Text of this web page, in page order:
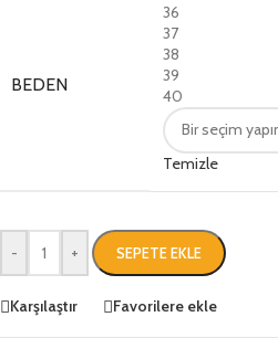
BEDEN
36
37
38
39
40
Temizle
- + SEPETE EKLE
Karşılaştır Favorilere ekle